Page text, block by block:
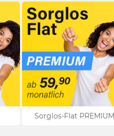
Sorglos-Flat PREMIUM